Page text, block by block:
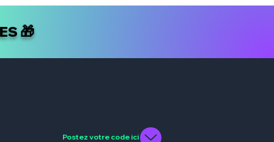
🎁
Postez votre code ici